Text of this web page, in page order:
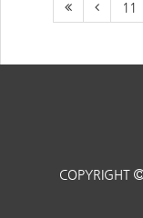
11
COPYRIGHT